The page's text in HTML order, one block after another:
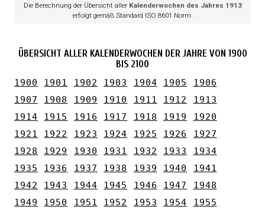
Die Berechnung der Übersicht aller Kalenderwochen des Jahres 1913
erfolgt gemäß Standard ISO 8601 Norm.
ÜBERSICHT ALLER KALENDERWOCHEN DER JAHRE VON 1900
BIS 2100
1900 1901 1902 1903 1904 1905
1906
1907
1908 1909 1910 1911 1912
1913
1914
1915 1916 1917 1918 1919
1920
1921
1922 1923 1924 1925 1926
1927
1928
1929 1930 1931 1932 1933
1934
1935
1936 1937 1938 1939 1940
1941
1942
1943 1944 1945 1946 1947
1948
1949
1950 1951 1952 1953 1954
1955